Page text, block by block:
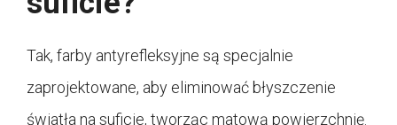
Tak, farby antyrefleksyjne są specjalnie
zaprojektowane, aby eliminować błyszczenie
światła na suficie, tworząc matową powierzchnię.